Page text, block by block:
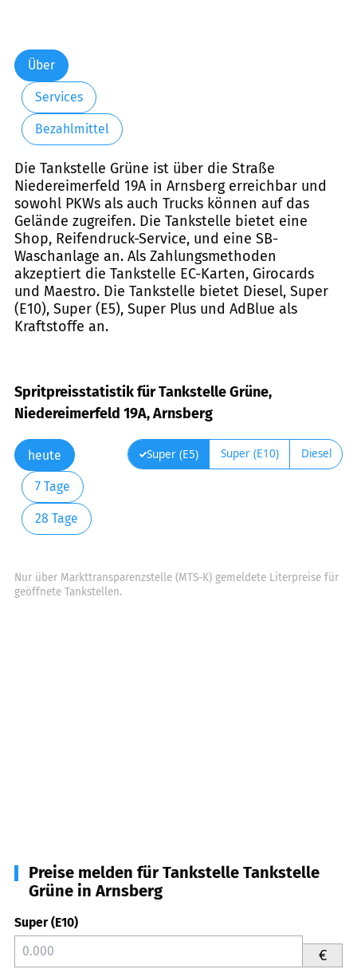
Über
Services
Bezahlmittel
Die Tankstelle Grüne ist über die Straße
Niedereimerfeld 19A in Arnsberg erreichbar und
sowohl PKWs als auch Trucks können auf das
Gelände zugreifen. Die Tankstelle bietet eine
Shop, Reifendruck-Service, und eine SB-
Waschanlage an. Als Zahlungsmethoden
akzeptiert die Tankstelle EC-Karten, Girocards
und Maestro. Die Tankstelle bietet Diesel, Super
(E10), Super (E5), Super Plus und AdBlue als
Kraftstoffe an.
Spritpreisstatistik für Tankstelle Grüne,
Niedereimerfeld 19A, Arnsberg
heute
7 Tage
28 Tage
Super (E5) Super (E10) Diesel
Nur über Markttransparenzstelle (MTS-K) gemeldete Literpreise für
geöffnete Tankstellen.
Preise melden für Tankstelle Tankstelle
Grüne in Arnsberg
Super (E10)
€